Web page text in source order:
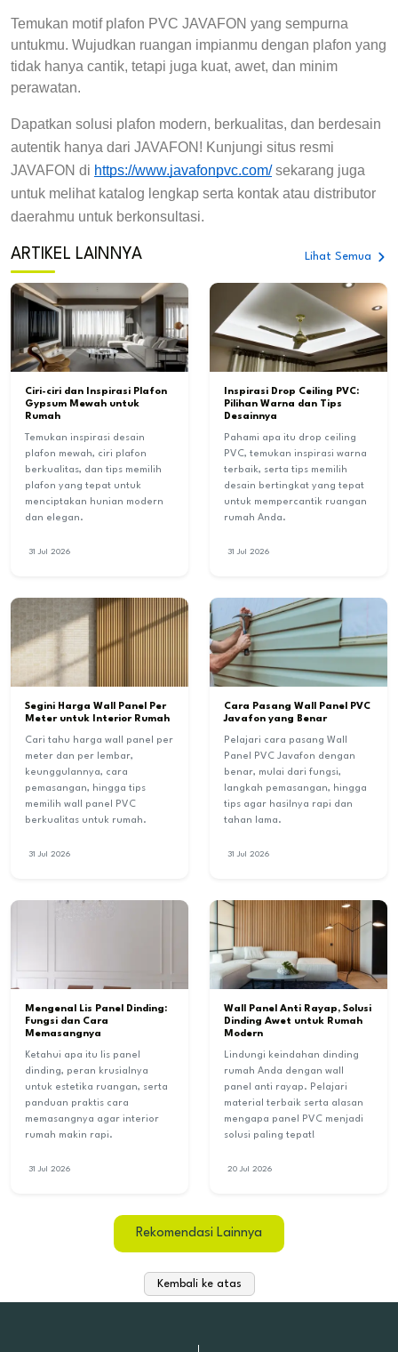
Temukan motif plafon PVC JAVAFON yang sempurna
untukmu. Wujudkan ruangan impianmu dengan plafon yang
tidak hanya cantik, tetapi juga kuat, awet, dan minim
perawatan.
Dapatkan solusi plafon modern, berkualitas, dan berdesain
autentik hanya dari JAVAFON! Kunjungi situs resmi
JAVAFON di https://www.javafonpvc.com/sekarang juga
untuk melihat katalog lengkap serta kontak atau distributor
daerahmu untuk berkonsultasi.
ARTIKEL LAINNYA Lihat Semua
Ciri-ciri dan Inspirasi Plafon
Gypsum Mewah untuk
Rumah
Temukan inspirasi desain
plafon mewah, ciri plafon
berkualitas, dan tips memilih
plafon yang tepat untuk
menciptakan hunian modern
dan elegan.
31 Jul 2026
Inspirasi Drop Ceiling PVC:
Pilihan Warna dan Tips
Desainnya
Pahami apa itu drop ceiling
PVC, temukan inspirasi warna
terbaik, serta tips memilih
desain bertingkat yang tepat
untuk mempercantik ruangan
rumah Anda.
31 Jul 2026
Segini Harga Wall Panel Per
Meter untuk Interior Rumah
Cari tahu harga wall panel per
meter dan per lembar,
keunggulannya, cara
pemasangan, hingga tips
memilih wall panel PVC
berkualitas untuk rumah.
31 Jul 2026
Cara Pasang Wall Panel PVC
Javafon yang Benar
Pelajari cara pasang Wall
Panel PVC Javafon dengan
benar, mulai dari fungsi,
langkah pemasangan, hingga
tips agar hasilnya rapi dan
tahan lama.
31 Jul 2026
Mengenal Lis Panel Dinding:
Fungsi dan Cara
Memasangnya
Ketahui apa itu lis panel
dinding, peran krusialnya
untuk estetika ruangan, serta
panduan praktis cara
memasangnya agar interior
rumah makin rapi.
31 Jul 2026
Wall Panel Anti Rayap, Solusi
Dinding Awet untuk Rumah
Modern
Lindungi keindahan dinding
rumah Anda dengan wall
panel anti rayap. Pelajari
material terbaik serta alasan
mengapa panel PVC menjadi
solusi paling tepat!
20 Jul 2026
Rekomendasi Lainnya
Kembali ke atas